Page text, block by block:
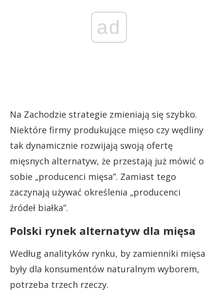
ad
Na Zachodzie strategie zmieniają się szybko.
Niektóre firmy produkujące mięso czy wędliny
tak dynamicznie rozwijają swoją ofertę
mięsnych alternatyw, że przestają już mówić o
sobie „producenci mięsa”. Zamiast tego
zaczynają używać określenia „producenci
źródeł białka”.
Polski rynek alternatyw dla mięsa
Według analityków rynku, by zamienniki mięsa
były dla konsumentów naturalnym wyborem,
potrzeba trzech rzeczy.